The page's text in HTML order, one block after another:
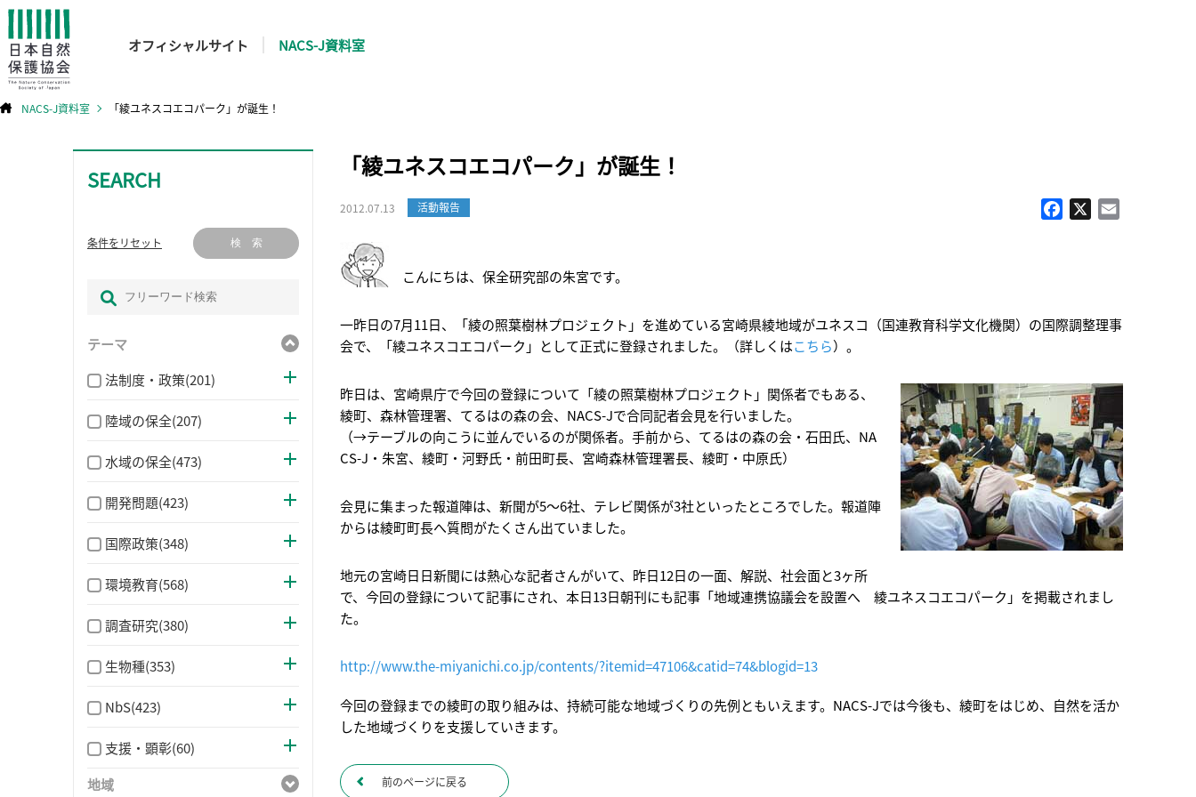
オフィシャルサイト NACS-J資料室
NACS-J資料室 「綾ユネスコエコパーク」が誕生！
SEARCH
条件をリセット 検 索
テーマ
法制度・政策(201)
陸域の保全(207)
水域の保全(473)
開発問題(423)
国際政策(348)
環境教育(568)
調査研究(380)
生物種(353)
NbS(423)
支援・顕彰(60)
地域
「綾ユネスコエコパーク」が誕生！
2012.07.13 活動報告 Facebook
こんにちは、保全研究部の朱宮です。
一昨日の7月11日、「綾の照葉樹林プロジェクト」を進めている宮崎県綾地域がユネスコ（国連教育科学文化機関）の国際調整理事
会で、「綾ユネスコエコパーク」として正式に登録されました。（詳しくはこちら）。
昨日は、宮崎県庁で今回の登録について「綾の照葉樹林プロジェクト」関係者でもある、
綾町、森林管理署、てるはの森の会、NACS-Jで合同記者会見を行いました。
（→テーブルの向こうに並んでいるのが関係者。手前から、てるはの森の会・石田氏、NA
CS-J・朱宮、綾町・河野氏・前田町長、宮崎森林管理署長、綾町・中原氏）
会見に集まった報道陣は、新聞が5～6社、テレビ関係が3社といったところでした。報道陣
からは綾町町長へ質問がたくさん出ていました。
地元の宮崎日日新聞には熱心な記者さんがいて、昨日12日の一面、解説、社会面と3ヶ所
で、今回の登録について記事にされ、本日13日朝刊にも記事「地域連携協議会を設置へ 綾ユネスコエコパーク」を掲載されまし
た。
http://www.the-miyanichi.co.jp/contents/?itemid=47106&catid=74&blogid=13
今回の登録までの綾町の取り組みは、持続可能な地域づくりの先例ともいえます。NACS-Jでは今後も、綾町をはじめ、自然を活か
した地域づくりを支援していきます。
前のページに戻る